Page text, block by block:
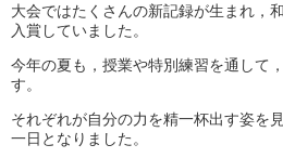
大会ではたくさんの新記録が生まれ，
入賞していました。
今年の夏も，授業や特別練習を通して
す。
それぞれが自分の力を精一杯出す姿を
一日となりました。